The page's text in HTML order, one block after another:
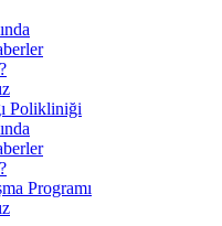
Polikliniği
Programı